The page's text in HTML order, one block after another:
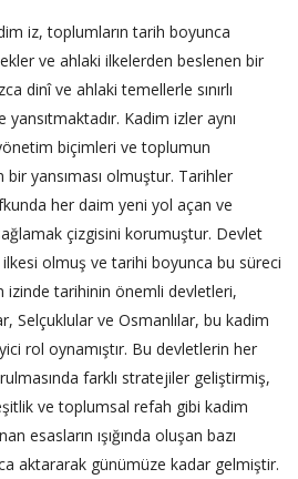
iz, toplumların tarih boyunca
ve ahlaki ilkelerden beslenen bir
dinî ve ahlaki temellerle sınırlı
Kadim izler aynı
biçimleri ve toplumun
yansıması olmuştur. Tarihler
her daim yeni yol açan ve
çizgisini korumuştur. Devlet
olmuş ve tarihi boyunca bu süreci
izinde tarihinin önemli devletleri,
Selçuklular ve Osmanlılar, bu kadim
rol oynamıştır. Bu devletlerin her
farklı stratejiler geliştirmiş,
ve toplumsal refah gibi kadim
esasların ışığında oluşan bazı
aktararak günümüze kadar gelmiştir.